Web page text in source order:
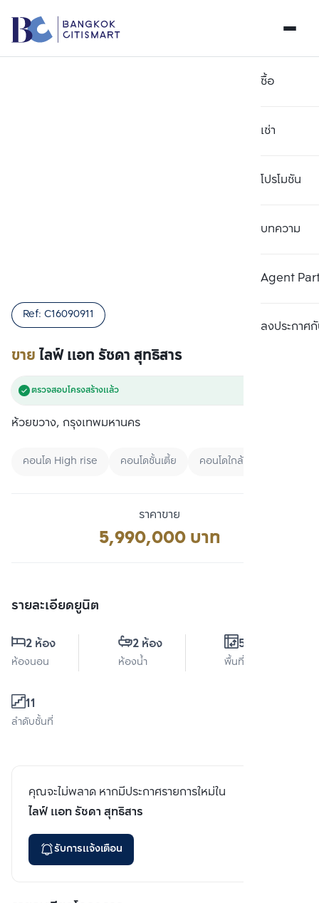
ซื้อ
เช่า
โปรโมชัน
บทความ
Agent
ลงประกาศกั
ขายไลฟ์ แอท รัชดา สุทธิสาร
Ref: C16090911
ตรวจสอบโครงสร้างแล้ว
ห้วยขวาง, กรุงเทพมหานคร
คอนโด High rise คอนโดชั้นเตี้ย คอนโดใกล้ MRT
ราคาขาย
5,990,000 บาท
รายละเอียดยูนิต
2 ห้อง
ห้องนอน
2 ห้อง
ห้องน้ำ
59 ตร.ม.
พื้นที่ใช้สอย
11
ลำดับชั้นที่
คุณจะไม่พลาด หากมีประกาศรายการใหม่ใน
ไลฟ์ แอท รัชดา สุทธิสาร
รับการแจ้งเตือน